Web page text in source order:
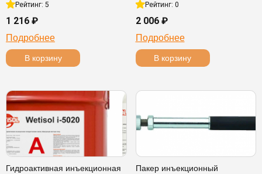
Рейтинг: 5
1 216 ₽
Подробнее
В корзину
Рейтинг: 0
2 006 ₽
Подробнее
В корзину
Гидроактивная инъекционная
Пакер инъекционный